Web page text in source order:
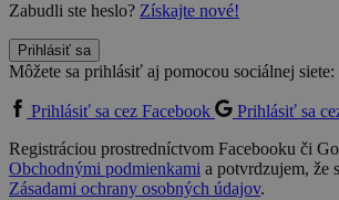
Zabudli ste heslo? Získajte nové!
Prihlásiť sa
Môžete sa prihlásiť aj pomocou sociálnej siete:
Prihlásiť sa cez Facebook
Prihlásiť sa
Registráciou prostredníctvom Facebooku či
Obchodnými podmienkami a potvrdzujem, že
Zásadami ochrany osobných údajov.